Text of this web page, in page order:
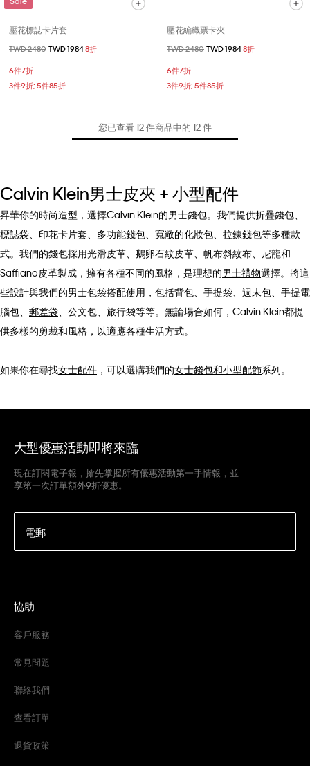
壓花標誌卡片套
價格扣減從
TWD 2480 至
TWD 19848折
6件7折
3件9折; 5件85折
壓花編織票卡夾
價格扣減從
TWD 2480 至
TWD 19848折
6件7折
3件9折; 5件85折
您已查看 12 件商品中的 12 件
Calvin Klein男士皮夾 + 小型配件
昇華你的時尚造型，選擇Calvin Klein的男士錢包。我們提供折疊錢包、
標誌袋、印花卡片套、多功能錢包、寬敞的化妝包、拉鍊錢包等多種款
式。我們的錢包採用光滑皮革、鵝卵石紋皮革、帆布斜紋布、尼龍和
Saffiano皮革製成，擁有各種不同的風格，是理想的男士禮物選擇。將這
些設計與我們的男士包袋搭配使用，包括背包 手提袋 、週末包、手提電
腦包、 郵差袋 、公文包、旅行袋等等。無論場合如何，Calvin Klein都提
供多樣的剪裁和風格，以適應各種生活方式。
如果你在尋找女士配件 ，可以選購我們的女士錢包和小型配飾系列。
大型優惠活動即將來臨
現在訂閱電子報，搶先掌握所有優惠活動第一手情報，並
享第一次訂單額外9折優惠。
電郵
協助
客戶服務
常見問題
聯絡我們
查看訂單
退貨政策